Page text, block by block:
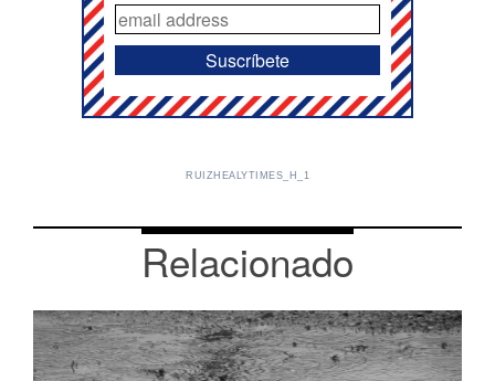
RUIZHEALYTIMES_H_1
Relacionado